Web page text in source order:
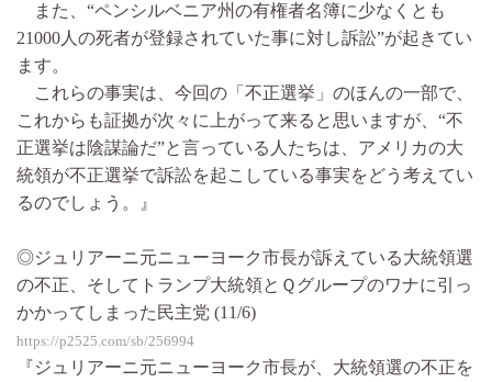
また、“ペンシルベニア州の有権者名簿に少なくとも
21000人の死者が登録されていた事に対し訴訟”が起きてい
ます。
これらの事実は、今回の「不正選挙」のほんの一部で、
これからも証拠が次々に上がって来ると思いますが、“不
正選挙は陰謀論だ”と言っている人たちは、アメリカの大
統領が不正選挙で訴訟を起こしている事実をどう考えてい
るのでしょう。』
◎ジュリアーニ元ニューヨーク市長が訴えている大統領選
の不正、そしてトランプ大統領とＱグループのワナに引っ
かかってしまった民主党 (11/6)
https://p2525.com/sb/256994
『ジュリアーニ元ニューヨーク市長が、大統領選の不正を